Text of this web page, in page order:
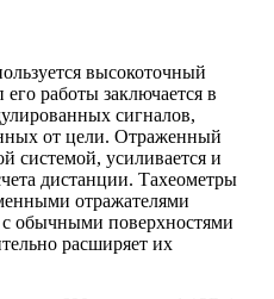
высокоточный
работы заключается в
сигналов,
от цели. Отраженный
системой, усиливается и
дистанции. Тахеометры
отражателями
обычными поверхностями
расширяет их